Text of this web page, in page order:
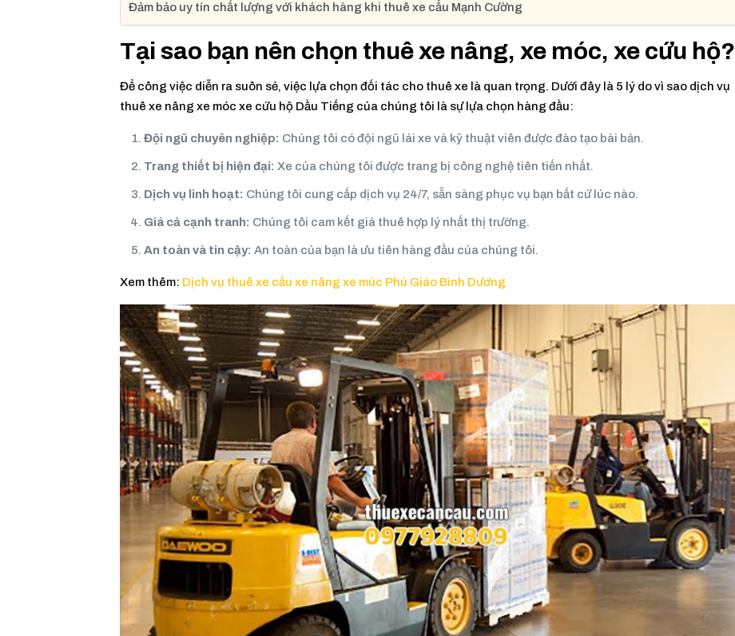
Đảm bảo uy tín chất lượng với khách hàng khi thuê xe cẩu Mạnh Cường
Tại sao bạn nên chọn thuê xe nâng, xe móc, xe cứu hộ?
Để công việc diễn ra suôn sẻ, việc lựa chọn đối tác cho thuê xe là quan trọng. Dưới đây là 5 lý do vì sao dịch vụ
thuê xe nâng xe móc xe cứu hộ Dầu Tiếng của chúng tôi là sự lựa chọn hàng đầu:
Đội ngũ chuyên nghiệp: Chúng tôi có đội ngũ lái xe và kỹ thuật viên được đào tạo bài bản.
Trang thiết bị hiện đại: Xe của chúng tôi được trang bị công nghệ tiên tiến nhất.
Dịch vụ linh hoạt: Chúng tôi cung cấp dịch vụ 24/7, sẵn sàng phục vụ bạn bất cứ lúc nào.
Giá cả cạnh tranh: Chúng tôi cam kết giá thuê hợp lý nhất thị trường.
An toàn và tin cậy: An toàn của bạn là ưu tiên hàng đầu của chúng tôi.
Xem thêm: Dịch vụ thuê xe cẩu xe nâng xe múc Phú Giáo Bình Dương